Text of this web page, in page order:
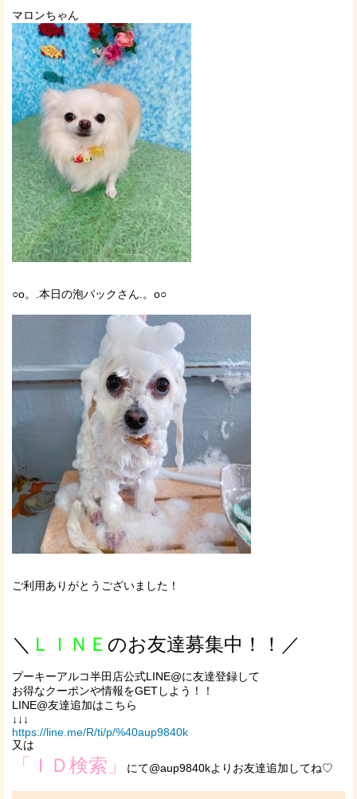
マロンちゃん
○o。.本日の泡パックさん.。o○
ご利用ありがとうございました！
＼ ＬＩＮＥ のお友達募集中！！／
プーキーアルコ半田店公式LINE@に友達登録して
お得なクーポンや情報をGETしよう！！
LINE@友達追加はこちら
↓↓↓
https://line.me/R/ti/p/%40aup9840k
又は
「ＩＤ検索」 にて@aup9840kよりお友達追加してね♡